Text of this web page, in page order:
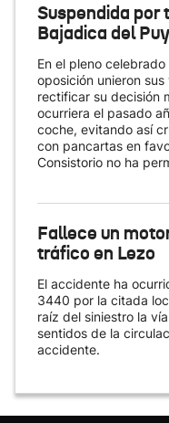
Suspendida
Bajadica del
En el pleno
oposición unieron
rectificar su decisión
ocurriera el pasado
coche, evitando así
con pancartas en
Consistorio no ha
Fallece un
tráfico en Lezo
El accidente ha
3440 por la citada
raíz del siniestro la
sentidos de la
accidente.